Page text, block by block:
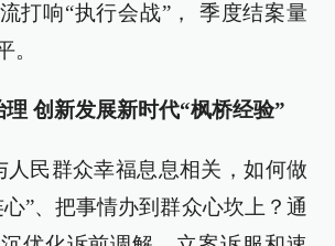
打响“执行会战”， 季度结案量
。
创新发展新时代“枫桥经验”
人民群众幸福息息相关，如何做
”、把事情办到群众心坎上？通